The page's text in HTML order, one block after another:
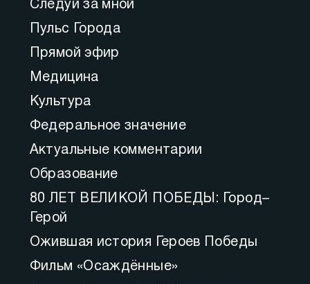
Следуй за мной
Пульс Города
Прямой эфир
Медицина
Культура
Федеральное значение
Актуальные комментарии
Образование
80 ЛЕТ ВЕЛИКОЙ ПОБЕДЫ: Город–
Герой
Ожившая история Героев Победы
Фильм «Осаждённые»